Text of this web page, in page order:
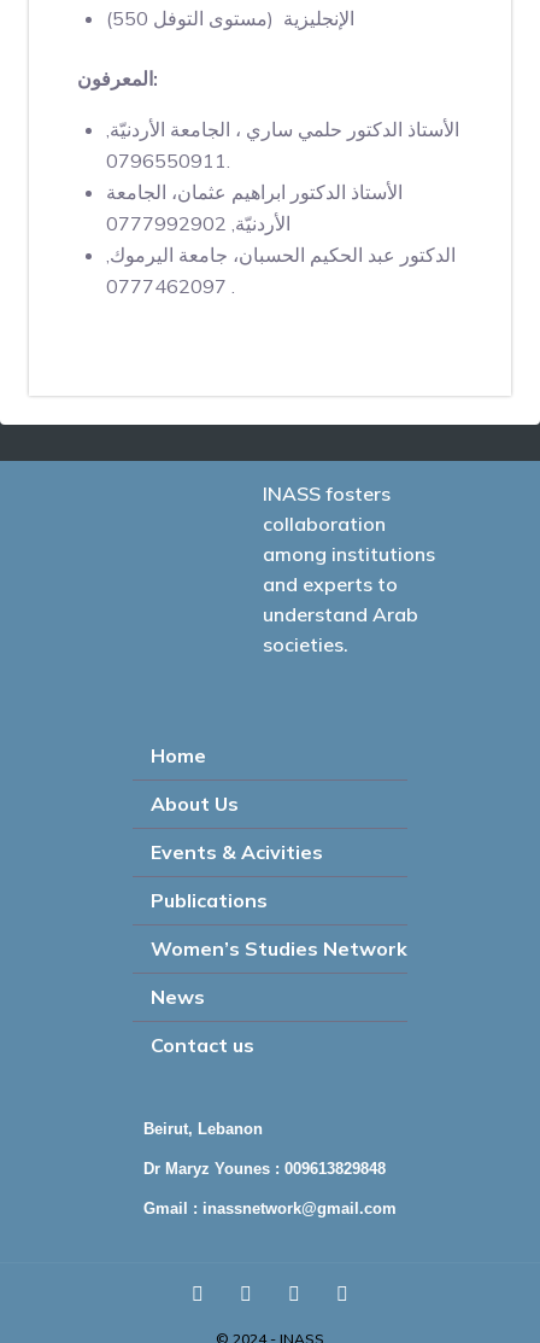
الإنجليزية (مستوى التوفل 550)
المعرفون:
الأستاذ الدكتور حلمي ساري ، الجامعة الأردنيّة,
0796550911.
الأستاذ الدكتور ابراهيم عثمان، الجامعة
الأردنيّة, 0777992902
الدكتور عبد الحكيم الحسبان، جامعة اليرموك,
0777462097 .
INASS fosters
collaboration
among institutions
and experts to
understand Arab
societies.
Home
About Us
Events & Acivities
Publications
Women’s Studies Network
News
Contact us
Beirut, Lebanon
Dr Maryz Younes : 009613829848
Gmail : inassnetwork@gmail.com
© 2024 - INASS